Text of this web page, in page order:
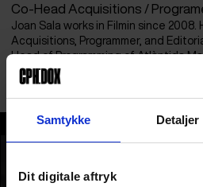
Samtykke Detaljer
Dit digitale aftryk
Co-Head Acquisitions /
​Joan Sala works in Filmin since
Acquisitions, Programmer, and
Head of Programming​ of Atlàntida
Festival and the Catalonia
Joan Sala